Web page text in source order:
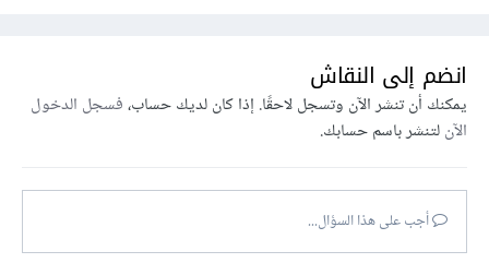
انضم إلى النقاش
يمكنك أن تنشر الآن وتسجل لاحقًا. إذا كان لديك حساب،فسجل الدخول
الآنلتنشر باسم حسابك.
أجب على هذا السؤال...